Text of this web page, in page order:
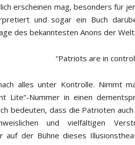
erscheinen mag, besonders für
und sogar ein Buch
des bekanntesten Anons der Welt:
“Patriots are in
alles unter Kontrolle. Nimmt
Lite“-Nummer in einen
bedeuten, dass die Patrioten
und vielfältigen
auf der Bühne dieses